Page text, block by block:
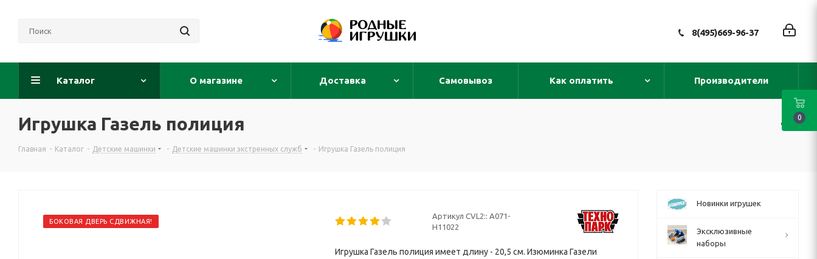
8(495)669-96-37
Каталог О магазине Доставка Самовывоз Как оплатить Производители
Игрушка Газель полиция
Главная - Каталог - Детские машинки - Детские машинки экстренных служб - Игрушка Газель полиция
БОКОВАЯ ДВЕРЬ СДВИЖНАЯ!
Артикул CVL2:: A071-
H11022
Игрушка Газель полиция имеет длину - 20,5 см. Изюминка Газели
Новинки игрушек
Эксклюзивные
наборы
0